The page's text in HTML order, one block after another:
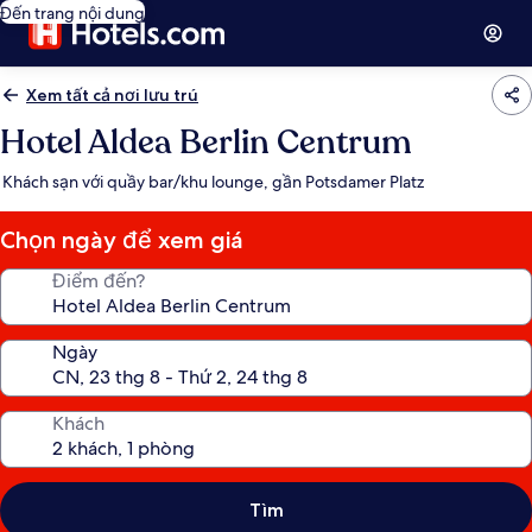
Đến trang nội dung
Xem tất cả nơi lưu trú
Hotel Aldea Berlin Centrum
Khách sạn với quầy bar/khu lounge, gần Potsdamer Platz
Chọn ngày để xem giá
Điểm đến?
Ngày
Khách
Tìm